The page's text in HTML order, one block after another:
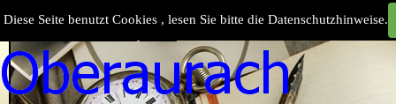
Diese Seite benutzt Cookies , lesen Sie bitte die Datenschutzhinweise.